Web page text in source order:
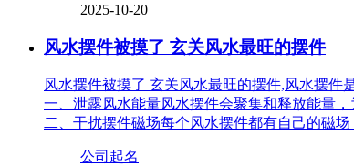
2025-10-20
风水摆件被摸了 玄关风水最旺的摆件
风水摆件被摸了 玄关风水最旺的摆件,风水摆件
一、泄露风水能量风水摆件会聚集和释放能量
二、干扰摆件磁场每个风水摆件都有自己的磁
公司起名